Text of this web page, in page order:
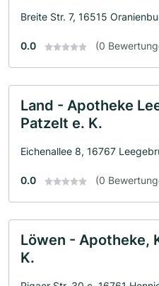
Breite Str. 7, 16515
0.0 (0
Land - Apotheke
Patzelt e. K.
Eichenallee 8, 16767
0.0 (0
Löwen - Apotheke,
K.